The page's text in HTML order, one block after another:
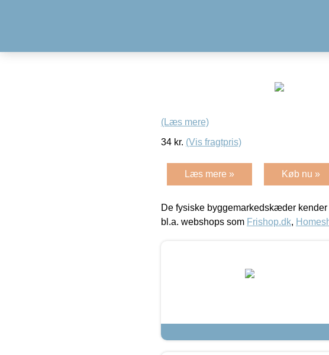
(Læs mere)
34 kr. (Vis fragtpris)
Læs mere » Køb nu »
De fysiske byggemarkedskæder
bl.a. webshops som Frishop.dk,